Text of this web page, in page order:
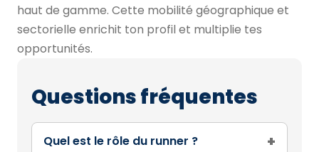
haut de gamme. Cette mobilité géographique et
sectorielle enrichit ton profil et multiplie tes
opportunités.
Questions fréquentes
Quel est le rôle du runner ? +